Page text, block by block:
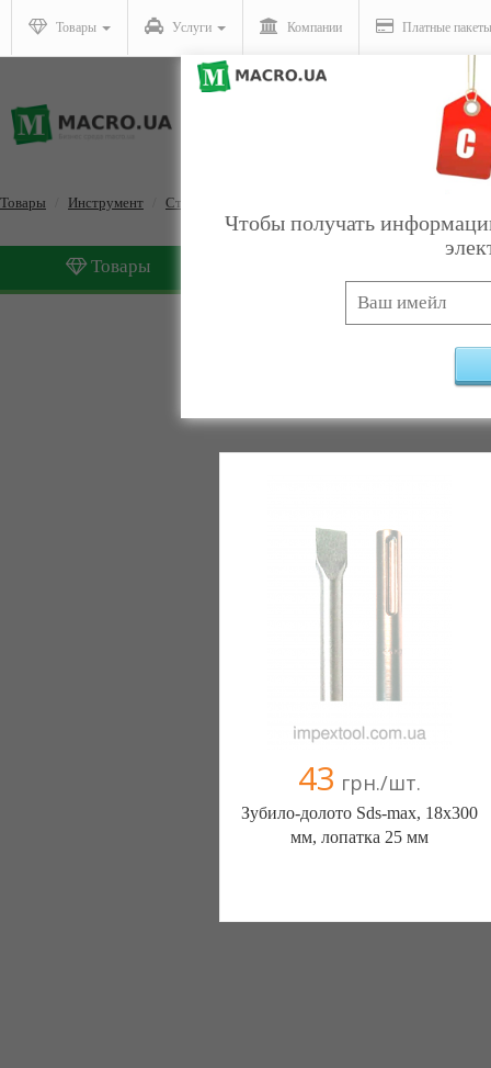
Товары Услуги Компании Платные пакеты
Товары Инструмент Строительный инструмент
Товары
Строительный
43 грн./шт.
Зубило-долото Sds-max, 18x300
мм, лопатка 25 мм
(067) 111-11-11
Чтобы получать